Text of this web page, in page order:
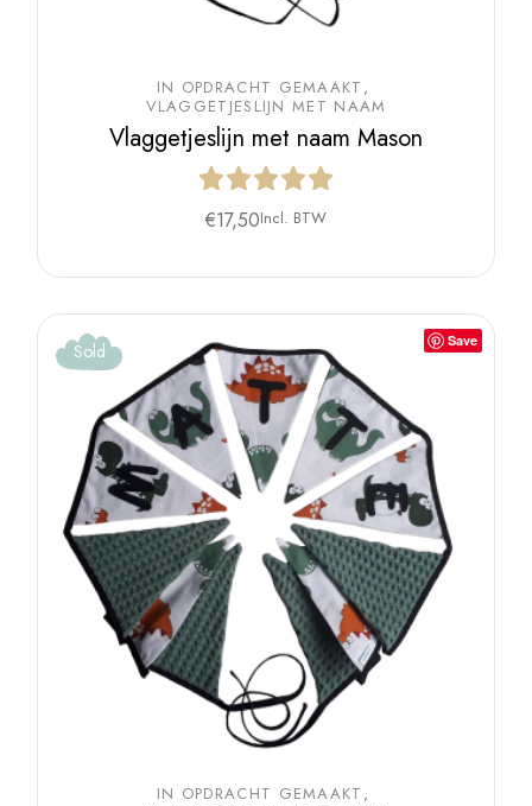
IN OPDRACHT GEMAAKT
VLAGGETJESLIJN MET NAAM
Vlaggetjeslijn met naam Mason
€17,50Incl. BTW
Save
Sold
IN OPDRACHT GEMAAKT